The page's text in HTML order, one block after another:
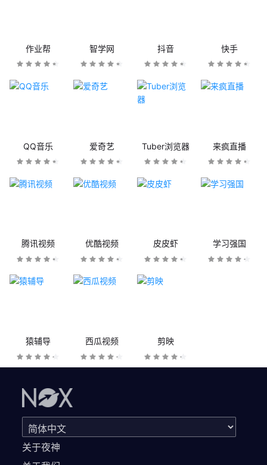
作业帮 智学网 抖音 快手
QQ音乐 爱奇艺 Tuber浏览器 来疯直播
腾讯视频 优酷视频 皮皮虾 学习强国
猿辅导 西瓜视频 剪映
关于夜神